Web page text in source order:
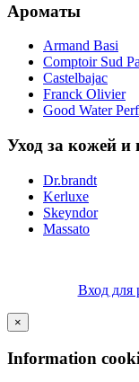
Ароматы
Armand Basi
Comptoir Sud
Castelbajac
Franck Olivier
Good Water
Уход за кожей и
Dr.brandt
Kerluxe
Skeyndor
Massato
Вход для
×
Information